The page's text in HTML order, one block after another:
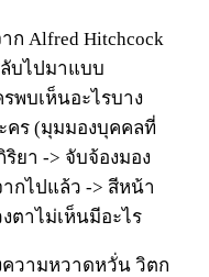
Alfred Hitchcock
บไปมาแบบ
พบเห็นอะไรบาง
คร (มุมมองบุคคลที่
ยา -> จับจ้องมอง
กไปแล้ว -> สีหน้า
ตาไม่เห็นมีอะไร
ความหวาดหวั่น วิตก